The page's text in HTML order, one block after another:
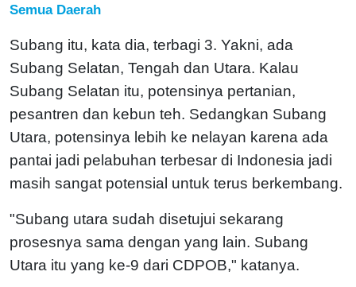
Semua Daerah
Subang itu, kata dia, terbagi 3. Yakni, ada
Subang Selatan, Tengah dan Utara. Kalau
Subang Selatan itu, potensinya pertanian,
pesantren dan kebun teh. Sedangkan Subang
Utara, potensinya lebih ke nelayan karena ada
pantai jadi pelabuhan terbesar di Indonesia jadi
masih sangat potensial untuk terus berkembang.
"Subang utara sudah disetujui sekarang
prosesnya sama dengan yang lain. Subang
Utara itu yang ke-9 dari CDPOB," katanya.